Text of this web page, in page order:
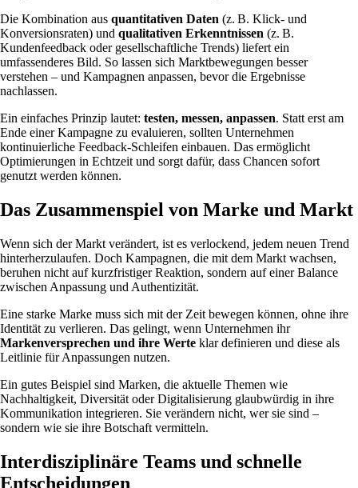
Die Kombination aus quantitativen Daten (z. B. Klick- und
Konversionsraten) und qualitativen Erkenntnissen (z. B.
Kundenfeedback oder gesellschaftliche Trends) liefert ein
umfassenderes Bild. So lassen sich Marktbewegungen besser
verstehen – und Kampagnen anpassen, bevor die Ergebnisse
nachlassen.
Ein einfaches Prinzip lautet: testen, messen, anpassen. Statt erst am
Ende einer Kampagne zu evaluieren, sollten Unternehmen
kontinuierliche Feedback-Schleifen einbauen. Das ermöglicht
Optimierungen in Echtzeit und sorgt dafür, dass Chancen sofort
genutzt werden können.
Das Zusammenspiel von Marke und Markt
Wenn sich der Markt verändert, ist es verlockend, jedem neuen Trend
hinterherzulaufen. Doch Kampagnen, die mit dem Markt wachsen,
beruhen nicht auf kurzfristiger Reaktion, sondern auf einer Balance
zwischen Anpassung und Authentizität.
Eine starke Marke muss sich mit der Zeit bewegen können, ohne ihre
Identität zu verlieren. Das gelingt, wenn Unternehmen ihr
Markenversprechen und ihre Werte klar definieren und diese als
Leitlinie für Anpassungen nutzen.
Ein gutes Beispiel sind Marken, die aktuelle Themen wie
Nachhaltigkeit, Diversität oder Digitalisierung glaubwürdig in ihre
Kommunikation integrieren. Sie verändern nicht, wer sie sind –
sondern wie sie ihre Botschaft vermitteln.
Interdisziplinäre Teams und schnelle
Entscheidungen